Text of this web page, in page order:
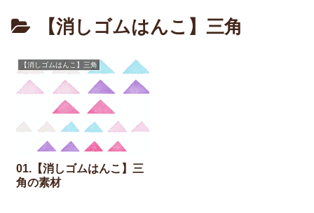
【消しゴムはんこ】三角
【消しゴムはんこ】三角
01.【消しゴムはんこ】三
角の素材